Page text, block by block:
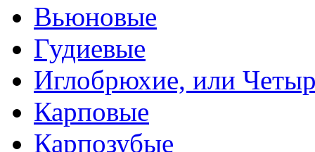
Вьюновые
Гудиевые
Иглобрюхие, или
Карповые
Карпозубые